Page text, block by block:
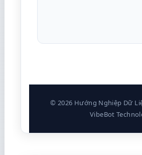
© 2026 Hướng Nghiệp Dữ
VibeBot